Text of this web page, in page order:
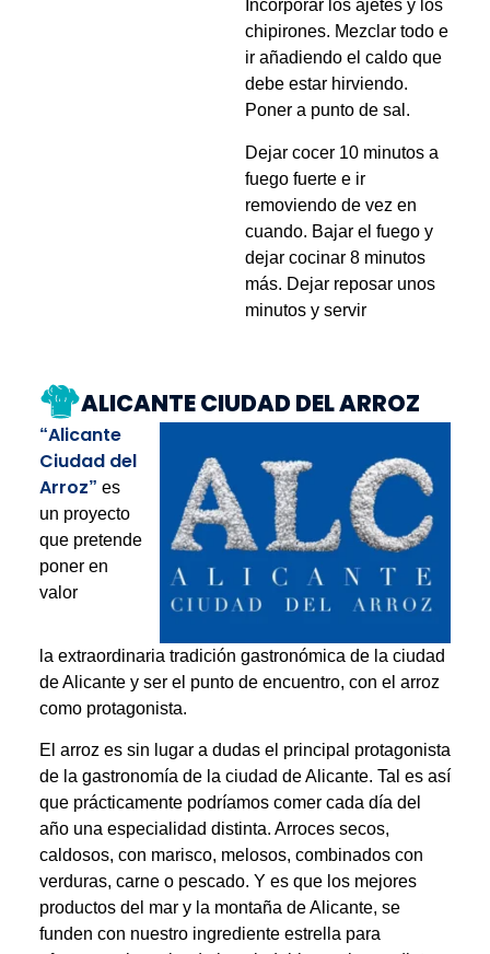
Incorporar los ajetes y los
chipirones. Mezclar todo e
ir añadiendo el caldo que
debe estar hirviendo.
Poner a punto de sal.
Dejar cocer 10 minutos a
fuego fuerte e ir
removiendo de vez en
cuando. Bajar el fuego y
dejar cocinar 8 minutos
más. Dejar reposar unos
minutos y servir
ALICANTE CIUDAD DEL ARROZ
“Alicante
Ciudad del
Arroz” es
un proyecto
que pretende
poner en
valor
la extraordinaria tradición gastronómica de la ciudad
de Alicante y ser el punto de encuentro, con el arroz
como protagonista.
El arroz es sin lugar a dudas el principal protagonista
de la gastronomía de la ciudad de Alicante. Tal es así
que prácticamente podríamos comer cada día del
año una especialidad distinta. Arroces secos,
caldosos, con marisco, melosos, combinados con
verduras, carne o pescado. Y es que los mejores
productos del mar y la montaña de Alicante, se
funden con nuestro ingrediente estrella para